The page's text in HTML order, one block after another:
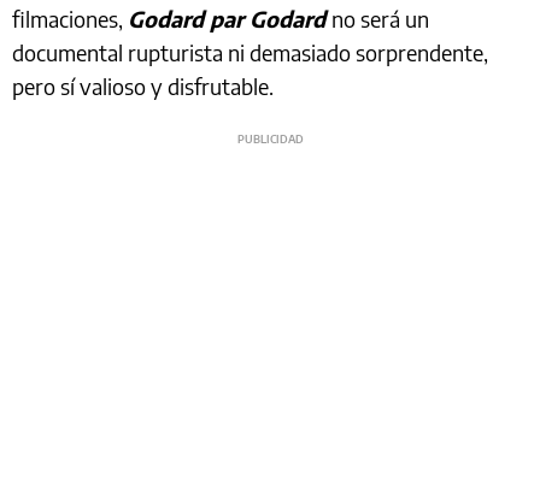
filmaciones, Godard par Godardno será un
documental rupturista ni demasiado sorprendente,
pero sí valioso y disfrutable.